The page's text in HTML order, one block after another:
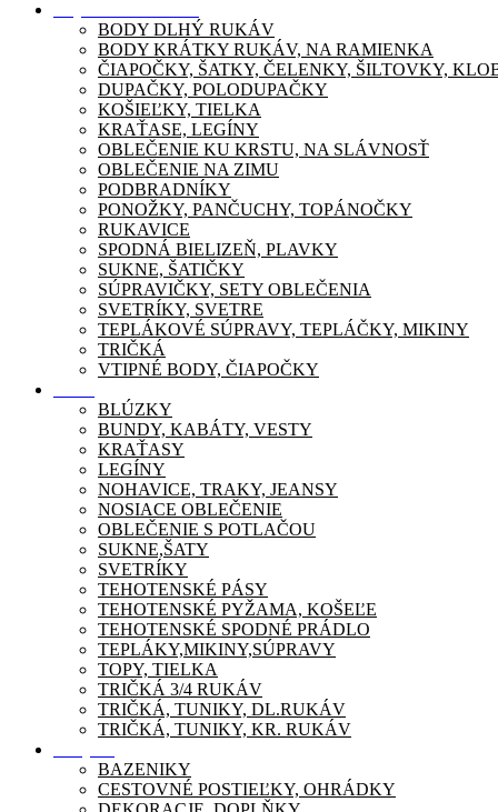
BODY DLHÝ RUKÁV
BODY KRÁTKY RUKÁV, NA RAMIENKA
ČIAPOČKY, ŠATKY, ČELENKY, ŠILTOVKY,
DUPAČKY, POLODUPAČKY
KOŠIEĽKY, TIELKA
KRAŤASE, LEGÍNY
OBLEČENIE KU KRSTU, NA SLÁVNOSŤ
OBLEČENIE NA ZIMU
PODBRADNÍKY
PONOŽKY, PANČUCHY, TOPÁNOČKY
RUKAVICE
SPODNÁ BIELIZEŇ, PLAVKY
SUKNE, ŠATIČKY
SÚPRAVIČKY, SETY OBLEČENIA
SVETRÍKY, SVETRE
TEPLÁKOVÉ SÚPRAVY, TEPLÁČKY, MIKINY
TRIČKÁ
VTIPNÉ BODY, ČIAPOČKY
BLÚZKY
BUNDY, KABÁTY, VESTY
KRAŤASY
LEGÍNY
NOHAVICE, TRAKY, JEANSY
NOSIACE OBLEČENIE
OBLEČENIE S POTLAČOU
SUKNE,ŠATY
SVETRÍKY
TEHOTENSKÉ PÁSY
TEHOTENSKÉ PYŽAMA, KOŠEĽE
TEHOTENSKÉ SPODNÉ PRÁDLO
TEPLÁKY,MIKINY,SÚPRAVY
TOPY, TIELKA
TRIČKÁ 3/4 RUKÁV
TRIČKÁ, TUNIKY, DL.RUKÁV
TRIČKÁ, TUNIKY, KR. RUKÁV
BAZENIKY
CESTOVNÉ POSTIEĽKY, OHRÁDKY